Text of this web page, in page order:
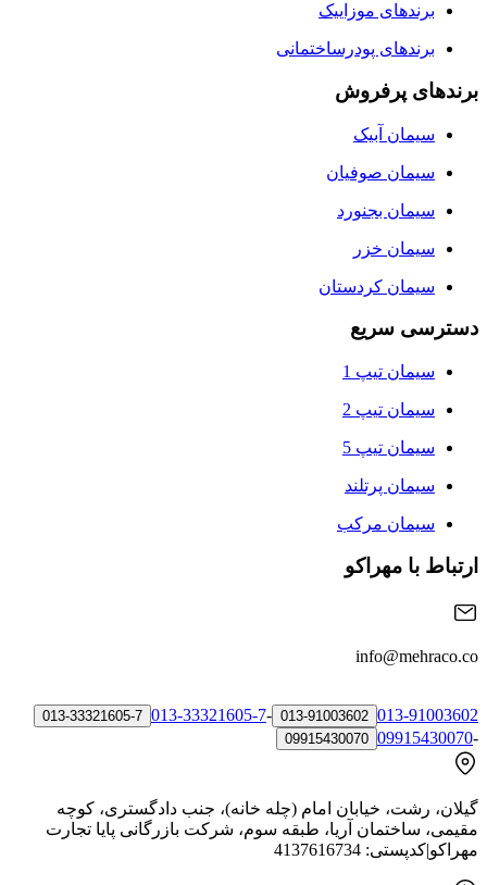
برندهای موزاییک
برندهای پودرساختمانی
برندهای پرفروش
سیمان آبیک
سیمان صوفیان
سیمان بجنورد
سیمان خزر
سیمان کردستان
دسترسی سریع
سیمان تیپ 1
سیمان تیپ 2
سیمان تیپ 5
سیمان پرتلند
سیمان مرکب
ارتباط با مهراکو
info@mehraco.co
013-91003602
013-91003602
-
013-33321605-7
013-33321605-7
-
09915430070
09915430070
گیلان، رشت، خیابان امام (چله خانه)، جنب دادگستری، کوچه
مقیمی، ساختمان آریا، طبقه سوم، شرکت بازرگانی پایا تجارت
مهراکو|کدپستی: 4137616734